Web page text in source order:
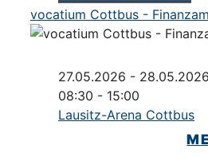
vocatium Cottbus -
27.05.2026 -
08:30 - 15:00
Lausitz-Arena Cottbus